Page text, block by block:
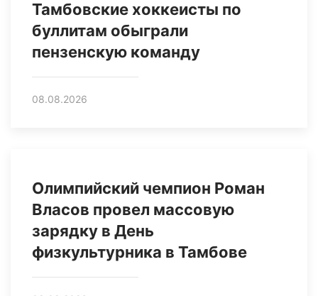
Тамбовские хоккеисты по
буллитам обыграли
пензенскую команду
08.08.2026
Олимпийский чемпион Роман
Власов провел массовую
зарядку в День
физкультурника в Тамбове